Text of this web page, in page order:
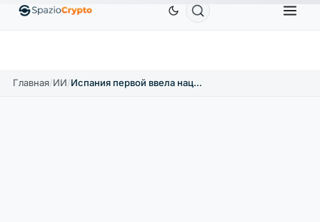
EthereumETH1 880,58 $ Tether USDT0,9991 $ BNBBNB
Главная/ИИ/ Испания первой ввела нацзакон об ИИ: модель для всей Европы